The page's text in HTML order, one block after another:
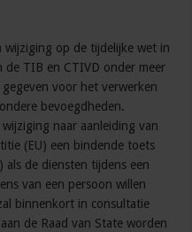
op de tijdelijke wet in
de TIB en CTIVD onder meer
voor het verwerken
bevoegdheden.
naar aanleiding van
(EU) een bindende toets
de diensten tijdens een
van een persoon willen
binnenkort in consultatie
de Raad van State worden